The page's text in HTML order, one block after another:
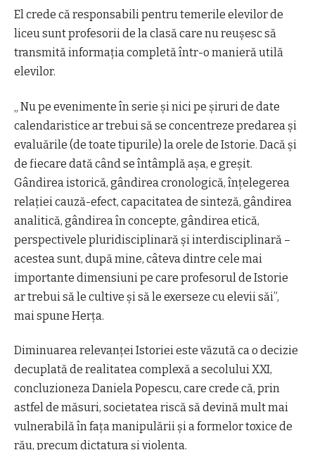
El crede că responsabili pentru temerile elevilor de
liceu sunt profesorii de la clasă care nu reuşesc să
transmită informaţia completă într-o manieră utilă
elevilor.
„ Nu pe evenimente în serie şi nici pe şiruri de date
calendaristice ar trebui să se concentreze predarea şi
evaluările (de toate tipurile) la orele de Istorie. Dacă şi
de fiecare dată când se întâmplă aşa, e greşit.
Gândirea istorică, gândirea cronologică, înţelegerea
relaţiei cauză-efect, capacitatea de sinteză, gândirea
analitică, gândirea în concepte, gândirea etică,
perspectivele pluridisciplinară şi interdisciplinară –
acestea sunt, după mine, câteva dintre cele mai
importante dimensiuni pe care profesorul de Istorie
ar trebui să le cultive şi să le exerseze cu elevii săi”,
mai spune Herţa.
Diminuarea relevanţei Istoriei este văzută ca o decizie
decuplată de realitatea complexă a secolului XXI,
concluzioneza Daniela Popescu, care crede că, prin
astfel de măsuri, societatea riscă să devină mult mai
vulnerabilă în faţa manipulării şi a formelor toxice de
rău, precum dictatura şi violenţa.